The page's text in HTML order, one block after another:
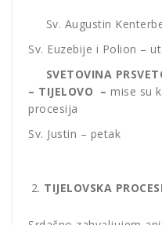
Sv. Augustin
Sv. Euzebije i Polion –
SVETOVINA
– TIJELOVO – mise su
procesija
Sv. Justin – petak
TIJELOVSKA